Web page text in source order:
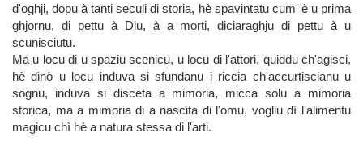
d'oghji, dopu à tanti seculi di storia, hè spavintatu cum' è u prima
ghjornu, di pettu à Diu, à a morti, diciaraghju di pettu à u
scunisciutu.
Ma u locu di u spaziu scenicu, u locu di l'attori, quiddu ch'agisci,
hè dinò u locu induva si sfundanu i riccia ch'accurtiscianu u
sognu, induva si disceta a mimoria, micca solu a mimoria
storica, ma a mimoria di a nascita di l'omu, vogliu dì l'alimentu
magicu chì hè a natura stessa di l'arti.